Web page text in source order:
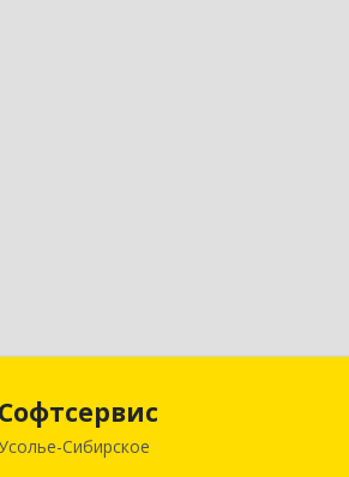
Софтсервис
Сибирское
665451, Иркутская обл, Усолье-